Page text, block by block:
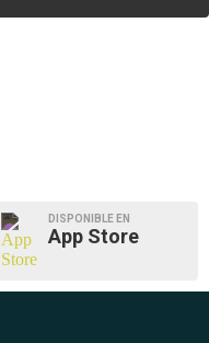
DISPONIBLE EN
App Store